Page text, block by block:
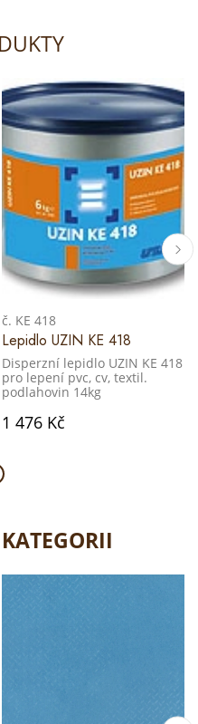
č. KE 418
Lepidlo UZIN KE 418
Disperzní lepidlo UZIN KE 418
pro lepení pvc, cv, textil.
podlahovin 14kg
1 476 Kč